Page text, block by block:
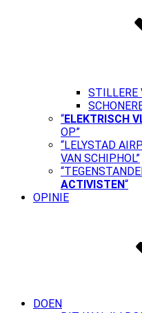
STILLERE
“ELEKTRISCH
OP”
“LELYSTAD
VAN SCHIPHOL”
ACTIVISTEN“
OPINIE
DOEN